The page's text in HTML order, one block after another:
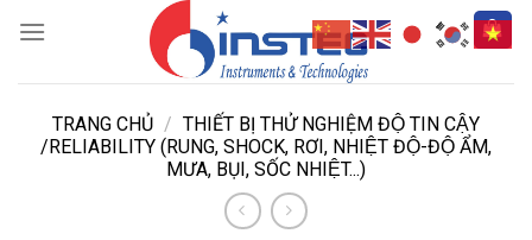
TRANG CHỦ / THIẾT BỊ THỬ NGHIỆM ĐỘ TIN CẬY
/RELIABILITY (RUNG, SHOCK, RƠI, NHIỆT ĐỘ-ĐỘ ẨM,
MƯA, BỤI, SỐC NHIỆT...)